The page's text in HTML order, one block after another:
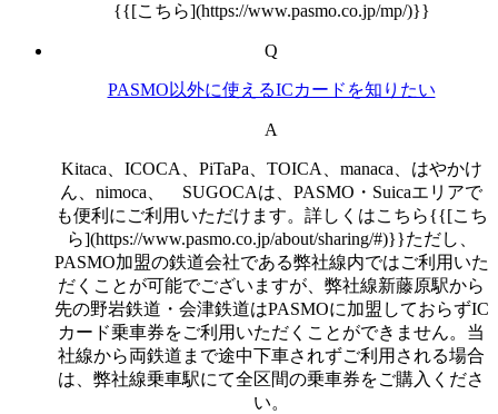
{{[こちら](https://www.pasmo.co.jp/mp/)}}
Q
PASMO以外に使えるICカードを知りたい
A
Kitaca、ICOCA、PiTaPa、TOICA、manaca、はやかけ
ん、nimoca、 SUGOCAは、PASMO・Suicaエリアで
も便利にご利用いただけます。詳しくはこちら{{[こち
ら](https://www.pasmo.co.jp/about/sharing/#)}}ただし、
PASMO加盟の鉄道会社である弊社線内ではご利用いた
だくことが可能でございますが、弊社線新藤原駅から
先の野岩鉄道・会津鉄道はPASMOに加盟しておらずIC
カード乗車券をご利用いただくことができません。当
社線から両鉄道まで途中下車されずご利用される場合
は、弊社線乗車駅にて全区間の乗車券をご購入くださ
い。